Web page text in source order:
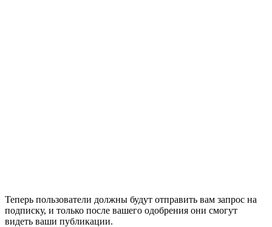
Теперь пользователи должны будут отправить вам запрос на
подписку, и только после вашего одобрения они смогут
видеть ваши публикации.